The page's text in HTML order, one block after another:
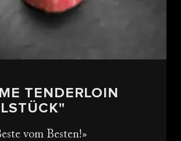
TENDERLOIN
vom Besten!